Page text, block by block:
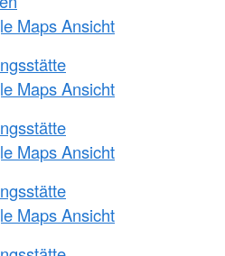
Maps Ansicht
Maps Ansicht
Maps Ansicht
Maps Ansicht